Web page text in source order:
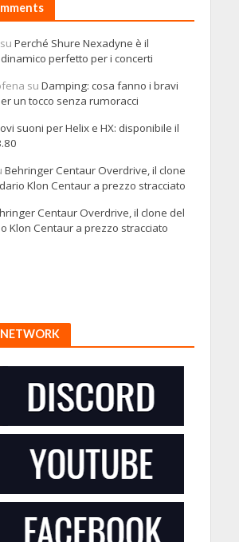
su Perché Shure Nexadyne è il
perfetto per i concerti
su Damping: cosa fanno i bravi
un tocco senza rumoracci
suoni per Helix e HX: disponibile il
Behringer Centaur Overdrive, il clone
Klon Centaur a prezzo stracciato
Centaur Overdrive, il clone del
Klon Centaur a prezzo stracciato